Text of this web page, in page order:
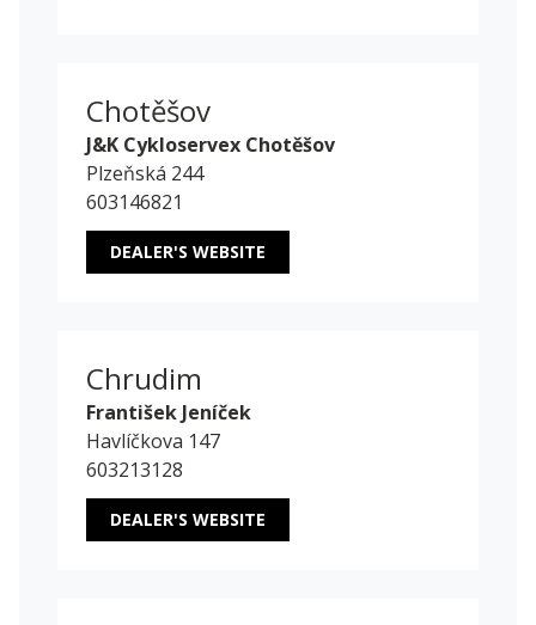
Chotěšov
J&K Cykloservex Chotěšov
Plzeňská 244
603146821
DEALER'S WEBSITE
Chrudim
František Jeníček
Havlíčkova 147
603213128
DEALER'S WEBSITE